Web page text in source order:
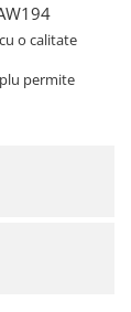
o calitate
permite